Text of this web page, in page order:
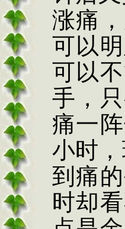
涨痛
可以
可以
手，
痛一
小时
到痛
时却